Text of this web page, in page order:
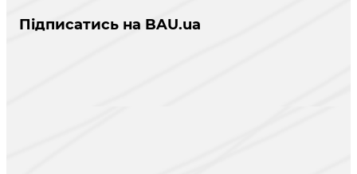
Підписатись на BAU.ua